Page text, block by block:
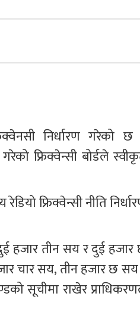
निर्धारण गरेको छ
फ्रिक्वेन्सी बोर्डले
फ्रिक्वेन्सी नीति
हजार तीन सय र दुई
चार सय, तीन हजार छ
सूचीमा राखेर